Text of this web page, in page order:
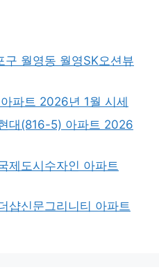
구 월영동 월영SK오션뷰
파트 2026년 1월 시세
대(816-5) 아파트 2026
제도시수자인 아파트
샵신문그리니티 아파트